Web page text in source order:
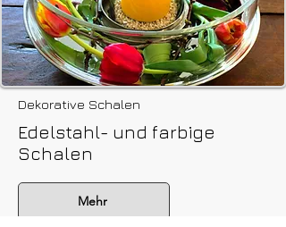
Dekorative Schalen
Edelstahl- und farbige
Schalen
Mehr